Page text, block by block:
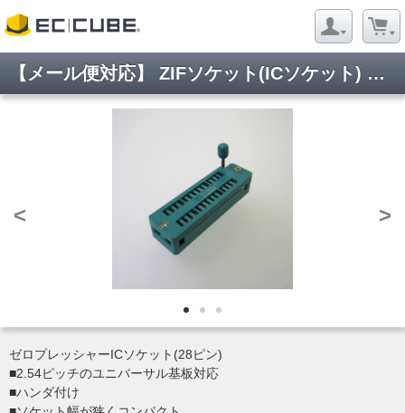
【メール便対応】 ZIFソケット(ICソケット) DS1044-280G (28ピン)
< >
ゼロプレッシャーICソケット(28ピン)
■2.54ピッチのユニバーサル基板対応
■ハンダ付け